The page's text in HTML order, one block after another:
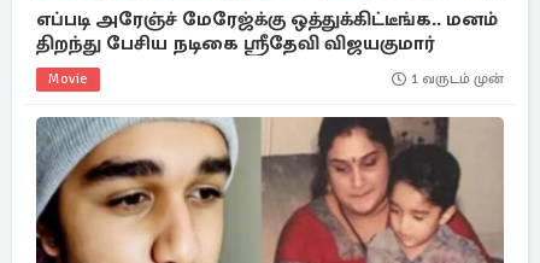
எப்படி அரேஞ்ச் மேரேஜ்க்கு ஒத்துக்கிட்டீங்க.. மனம்
திறந்து பேசிய நடிகை ஸ்ரீதேவி விஜயகுமார்
Movie 1 வருடம் முன்